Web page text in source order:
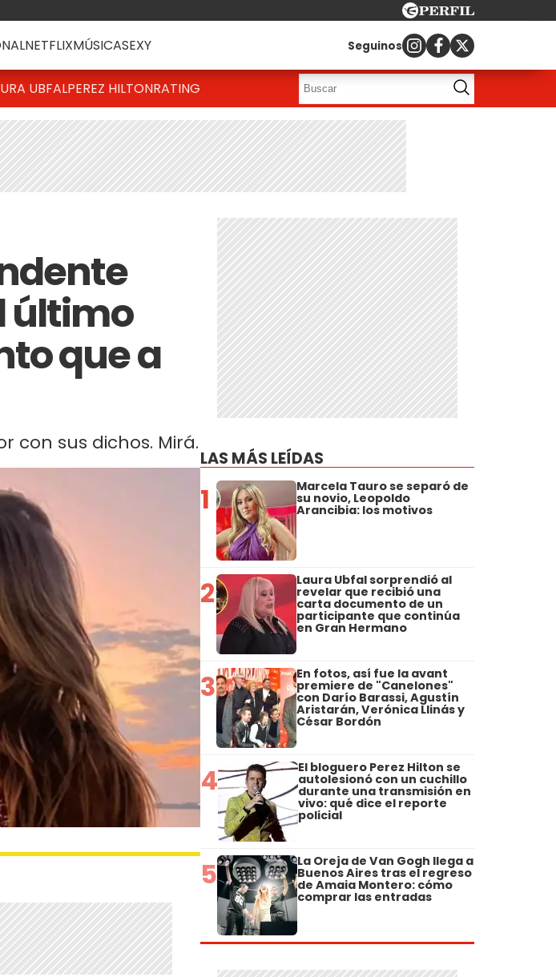
NETFLIXMÚSICASEXY Seguinos
UBFALPEREZ HILTONRATING
último
que a
con sus dichos. Mirá.
LAS MÁS LEÍDAS
1 Marcela Tauro se separó de
su novio, Leopoldo
Arancibia: los motivos
2 Laura Ubfal sorprendió al
revelar que recibió una
carta documento de un
participante que continúa
en Gran Hermano
3 En fotos, así fue la avant
premiere de "Canelones"
con Darío Barassi, Agustín
Aristarán, Verónica Llinás y
César Bordón
4 El bloguero Perez Hilton se
autolesionó con un cuchillo
durante una transmisión en
vivo: qué dice el reporte
policial
5 La Oreja de Van Gogh llega a
Buenos Aires tras el regreso
de Amaia Montero: cómo
comprar las entradas